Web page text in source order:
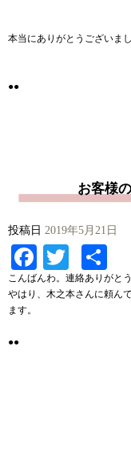
本当にありがとうございまし
●●
お客様
投稿日 2019年5月21日
Facebook
Twitter
有
こんばんわ。連絡ありがと
やはり、木之本さんに頼ん
ます。
●●